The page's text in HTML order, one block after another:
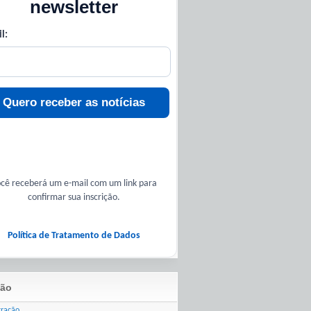
newsletter
Quero receber as notícias
receberá um e-mail com um link para
confirmar sua inscrição.
Política de Tratamento de Dados